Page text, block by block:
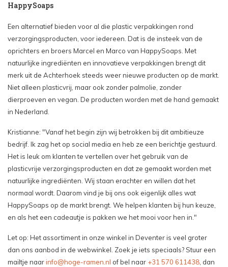
HappySoaps
Een alternatief bieden voor al die plastic verpakkingen rond
verzorgingsproducten, voor iedereen. Dat is de insteek van de
oprichters en broers Marcel en Marco van HappySoaps. Met
natuurlijke ingrediënten en innovatieve verpakkingen brengt dit
merk uit de Achterhoek steeds weer nieuwe producten op de markt.
Niet alleen plasticvrij, maar ook zonder palmolie, zonder
dierproeven en vegan. De producten worden met de hand gemaakt
in Nederland.
Kristianne: "Vanaf het begin zijn wij betrokken bij dit ambitieuze
bedrijf. Ik zag het op social media en heb ze een berichtje gestuurd.
Het is leuk om klanten te vertellen over het gebruik van de
plasticvrije verzorgingsproducten en dat ze gemaakt worden met
natuurlijke ingrediënten. Wij staan erachter en willen dat het
normaal wordt. Daarom vind je bij ons ook eigenlijk alles wat
HappySoaps op de markt brengt. We helpen klanten bij hun keuze,
en als het een cadeautje is pakken we het mooi voor hen in."
Let op: Het assortiment in onze winkel in Deventer is veel groter
dan ons aanbod in de webwinkel. Zoek je iets speciaals? Stuur een
mailtje naarinfo@hoge-ramen.nl of bel naar +31 570 611438 , dan